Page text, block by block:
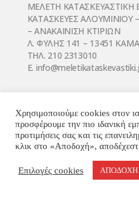
ΜΕΛΕΤΗ ΚΑΤΑΣΚΕΥΑΣΤΙΚΗ
ΚΑΤΑΣΚΕΥΕΣ ΑΛΟΥΜΙΝΙΟΥ
– ΑΝΑΚΑΙΝΙΣΗ ΚΤΙΡΙΩΝ
Λ. ΦΥΛΗΣ 141 – 13451
ΤΗΛ. 210 2313010
E.
© MELETI
Χρησιμοποιούμε cookies στον
προσφέρουμε την πιο ιδανική
προτιμήσεις σας και τις
κλικ στο «Αποδοχή»,
Επιλογές cookies ΑΠΟΔΟΧΗ